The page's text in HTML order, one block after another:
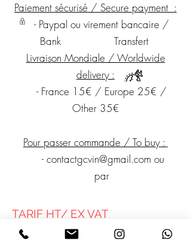
Paiement sécurisé / Secure payment :
- Paypal ou virement bancaire /
Bank Transfert
Livraison Mondiale / Worldwide
delivery :
- France 15€ / Europe 25€ /
Other 35€
Pour passer commande / To buy :
-contactgcvin@gmail.com ou
par
TARIF HT/ EX VAT
whatsapp
+33662928466